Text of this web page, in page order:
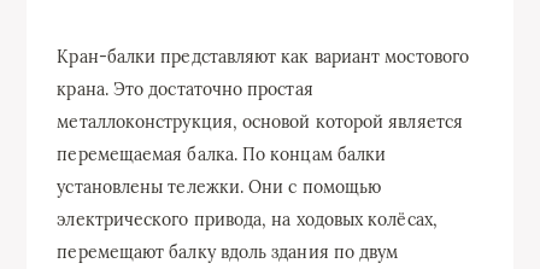
Кран-балки представляют как вариант мостового
крана. Это достаточно простая
металлоконструкция, основой которой является
перемещаемая балка. По концам балки
установлены тележки. Они с помощью
электрического привода, на ходовых колёсах,
перемещают балку вдоль здания по двум